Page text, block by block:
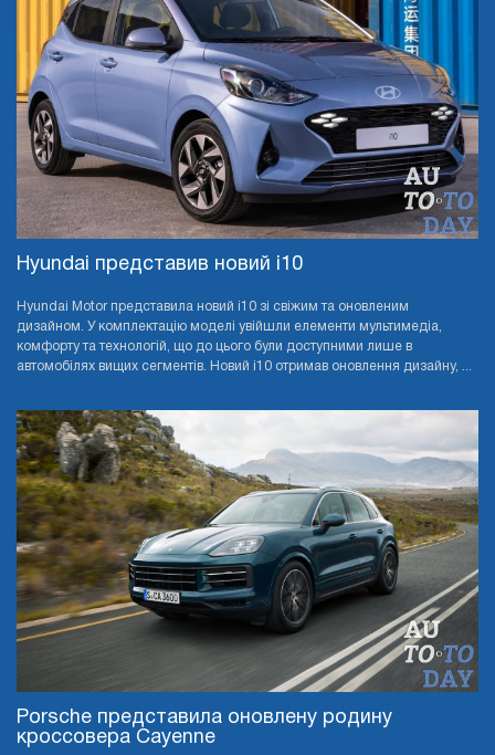
Hyundai представив новий i10
Hyundai Motor представила новий i10 зі свіжим та оновленим
дизайном. У комплектацію моделі увійшли елементи мультимедіа,
комфорту та технологій, що до цього були доступними лише в
автомобілях вищих сегментів. Новий i10 отримав оновлення дизайну, ...
Porsche представила оновлену родину
кроссовера Cayenne